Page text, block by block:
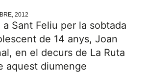
2012
Sant Feliu per la sobtada
de 14 anys, Joan
en el decurs de La Ruta
aquest diumenge